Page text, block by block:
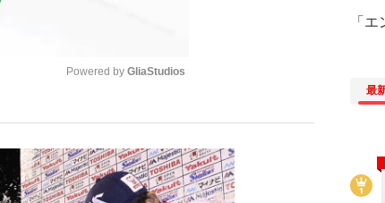
「敗因分析は一切聞かれなかった」侍ジャパン選手が
キングの誕生を、目撃せよ。
Mute
Powered by GliaStudios
「
最